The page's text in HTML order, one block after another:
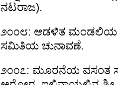
ನಟರಾಜ).
೨೦೦೮: ಆಡಳಿತ ಮಂಡಲಿಯ
ಸಮಿತಿಯ ಚುನಾವಣೆ.
೨೦೦೭: ಮೂರನೆಯ ವಸಂತ